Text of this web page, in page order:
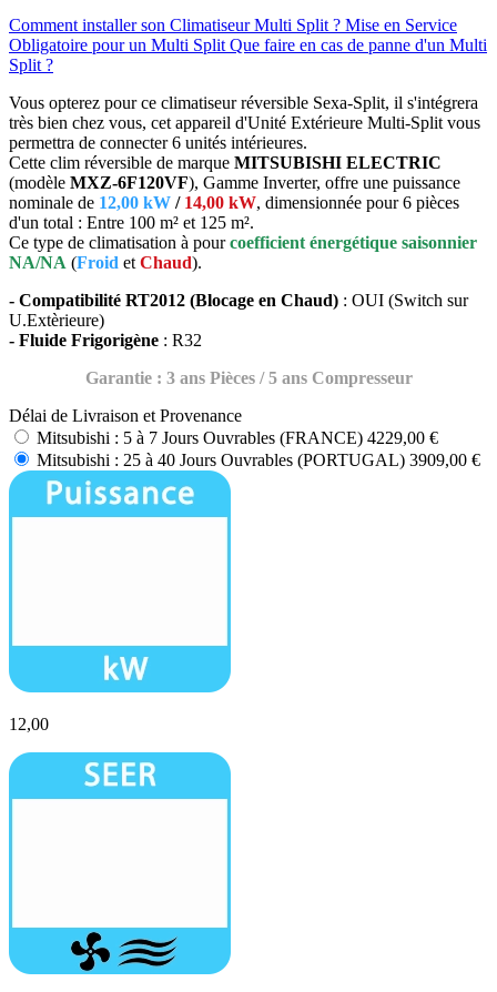
Comment installer son Climatiseur Multi Split ? Mise en Service
Obligatoire pour un Multi Split Que faire en cas de panne d'un Multi
Split ?
Vous opterez pour ce climatiseur réversible Sexa-Split, il s'intégrera
très bien chez vous, cet appareil d'Unité Extérieure Multi-Split vous
permettra de connecter 6 unités intérieures.
Cette clim réversible de marque MITSUBISHI ELECTRIC
(modèle MXZ-6F120VF), Gamme Inverter, offre une puissance
nominale de 12,00 kW / 14,00 kW, dimensionnée pour 6 pièces
d'un total : Entre 100 m² et 125 m².
Ce type de climatisation à pourcoefficient énergétique saisonnier
NA/NA (Froid et Chaud).
- Compatibilité RT2012 (Blocage en Chaud) : OUI (Switch sur
U.Extèrieure)
- Fluide Frigorigène : R32
Garantie : 3 ans Pièces / 5 ans Compresseur
Délai de Livraison et Provenance
Mitsubishi : 5 à 7 Jours Ouvrables (FRANCE) 4229,00 €
Mitsubishi : 25 à 40 Jours Ouvrables (PORTUGAL) 3909,00 €
12,00